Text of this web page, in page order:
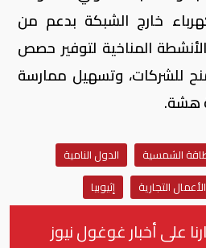
خارج الشبكة بدعم من
المناخية لتوفير حصص
للشركات، وتسهيل ممارسة
هشة.
الشمسية
الدول النامية
الأعمال التجارية إثيوبيا
على أخبار غوغول نيوز